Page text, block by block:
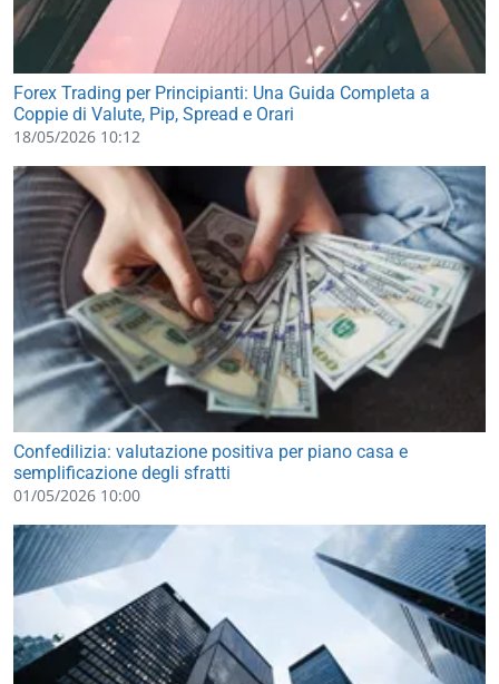
Forex Trading per Principianti: Una Guida Completa a
Coppie di Valute, Pip, Spread e Orari
18/05/2026 10:12
Confedilizia: valutazione positiva per piano casa e
semplificazione degli sfratti
01/05/2026 10:00